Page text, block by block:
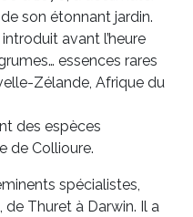
son étonnant jardin.
avant l’heure
essences rares
Zélande, Afrique du
des espèces
de Collioure.
spécialistes,
Thuret à Darwin. Il a